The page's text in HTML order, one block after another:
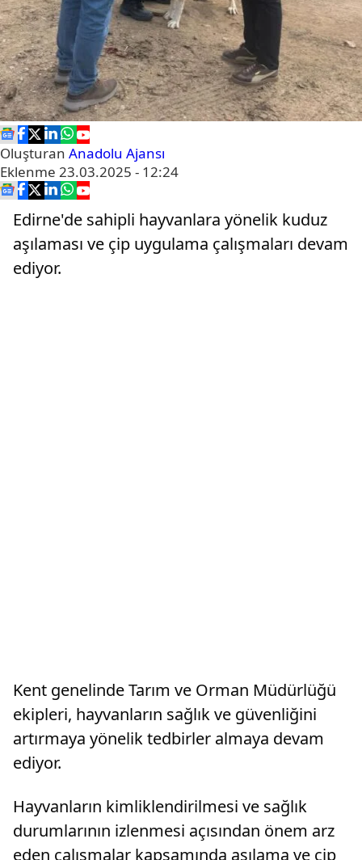
Oluşturan Anadolu Ajansı
Eklenme 23.03.2025 - 12:24
Edirne'de sahipli hayvanlara yönelik kuduz
aşılaması ve çip uygulama çalışmaları devam
ediyor.
Kent genelinde Tarım ve Orman Müdürlüğü
ekipleri, hayvanların sağlık ve güvenliğini
artırmaya yönelik tedbirler almaya devam
ediyor.
Hayvanların kimliklendirilmesi ve sağlık
durumlarının izlenmesi açısından önem arz
eden çalışmalar kapsamında aşılama ve çip